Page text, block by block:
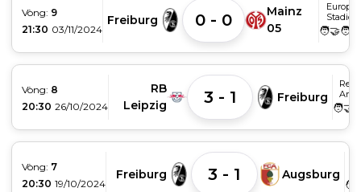
Vòng: 9
21:30 03/11/2024
Freiburg 0 - 0
Mainz
05
Stadion
🧑‍🤝‍🧑
Vòng: 8
20:30 26/10/2024
RB
Leipzig
3 - 1 Freiburg
Red
Vòng: 7
20:30 19/10/2024
Freiburg 3 - 1 Augsburg